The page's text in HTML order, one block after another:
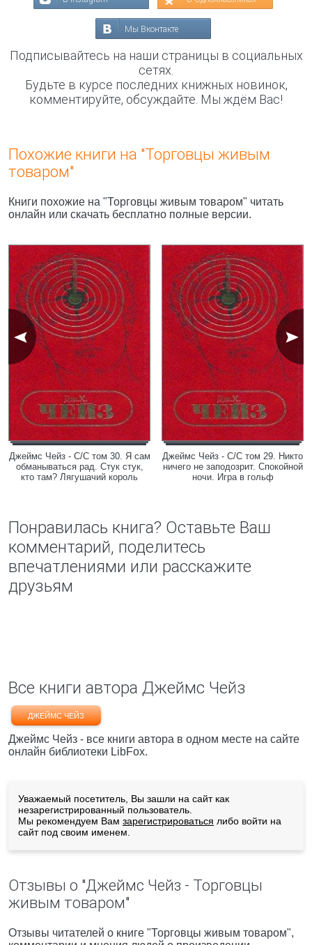
Мы Вконтакте
Подписывайтесь на наши страницы в социальных
сетях.
Будьте в курсе последних книжных новинок,
комментируйте, обсуждайте. Мы ждём Вас!
Похожие книги на "Торговцы живым
товаром"
Книги похожие на "Торговцы живым товаром" читать
онлайн или скачать бесплатно полные версии.
Джеймс Чейз - С/С том 30. Я сам
обманываться рад. Стук стук,
кто там? Лягушачий король
Джеймс Чейз - С/С том 29. Никто
ничего не заподозрит. Спокойной
ночи. Игра в гольф
Понравилась книга? Оставьте Ваш
комментарий, поделитесь
впечатлениями или расскажите
друзьям
Все книги автора Джеймс Чейз
ДЖЕЙМС ЧЕЙЗ
Джеймс Чейз - все книги автора в одном месте на сайте
онлайн библиотеки LibFox.
Уважаемый посетитель, Вы зашли на сайт как
незарегистрированный пользователь.
Мы рекомендуем Вам зарегистрироваться либо войти на
сайт под своим именем.
Отзывы о "Джеймс Чейз - Торговцы
живым товаром"
Отзывы читателей о книге "Торговцы живым товаром",